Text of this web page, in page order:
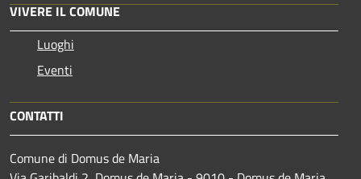
VIVERE IL COMUNE
Luoghi
Eventi
CONTATTI
Comune di Domus de Maria